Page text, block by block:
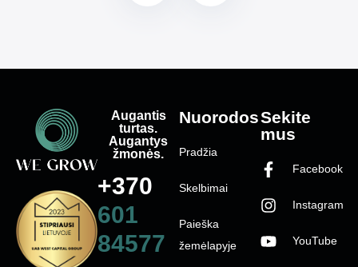
Nuorodos
Pradžia
Skelbimai
Paieška
žemėlapyje
Sekite
mus
Facebook
Instagram
YouTube
Augantis
turtas.
Augantys
žmonės.
+370
601
84577